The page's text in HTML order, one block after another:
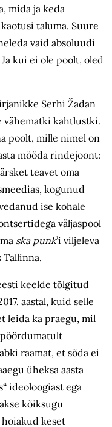
mida ja keda
taluma. Suure
vaid absoluudi
kui ei ole poolt, oled
Serhi Žadan
vähematki kahtlustki.
poolt, mille nimel on
mööda rindejoont:
teavet oma
kogunud
ise kohale
väljaspool
ska punk’i viljeleva
Tallinna.
keelde tõlgitud
aastal, kuid selle
leida ka praegu, mil
pöördumatult
raamat, et sõda ei
üheksa aasta
ideoloogiast ega
kõiksugu
keset